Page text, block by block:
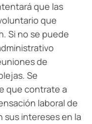
que las
que
Si no se puede
de
Se
que contrate a
laboral de
sus intereses en la